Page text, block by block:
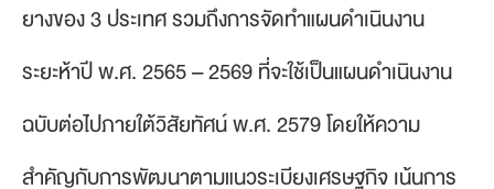
ยางของ 3 ประเทศ รวมถึงการจัดทำแผนดำเนินงาน
ระยะห้าปี พ.ศ. 2565 – 2569 ที่จะใช้เป็นแผนดำเนินงาน
ฉบับต่อไปภายใต้วิสัยทัศน์ พ.ศ. 2579 โดยให้ความ
สำคัญกับการพัฒนาตามแนวระเบียงเศรษฐกิจ เน้นการ